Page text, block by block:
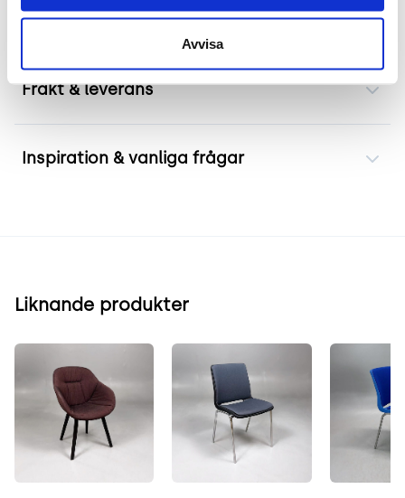
Avvisa
och platsbesparing är viktigt.
Frakt & leverans
Inspiration & vanliga frågar
Liknande produkter